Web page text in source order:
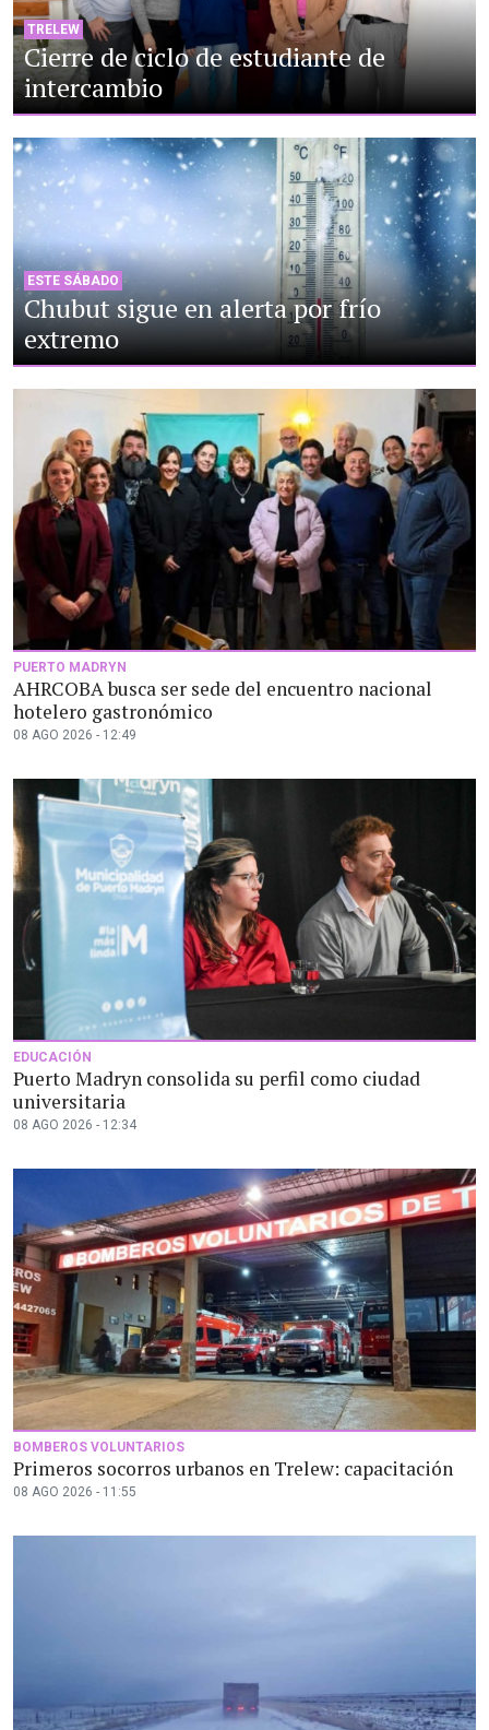
TRELEW
Cierre de ciclo de estudiante de
intercambio
ESTE SÁBADO
Chubut sigue en alerta por frío
extremo
PUERTO MADRYN
AHRCOBA busca ser sede del encuentro nacional
hotelero gastronómico
08 AGO 2026 - 12:49
EDUCACIÓN
Puerto Madryn consolida su perfil como ciudad
universitaria
08 AGO 2026 - 12:34
BOMBEROS VOLUNTARIOS
Primeros socorros urbanos en Trelew: capacitación
08 AGO 2026 - 11:55